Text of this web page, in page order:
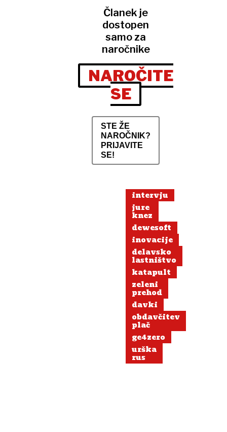
Članek je
dostopen
samo za
naročnike
NAROČITE
SE
STE ŽE
NAROČNIK?
PRIJAVITE
SE!
intervju
jure
knez
dewesoft
inovacije
delavsko
lastništvo
katapult
zeleni
prehod
davki
obdavčitev
plač
ge4zero
urška
rus